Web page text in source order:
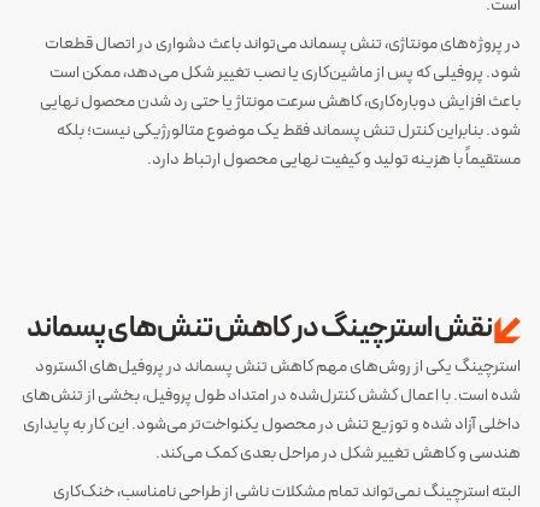
است.
در پروژه‌های مونتاژی، تنش پسماند می‌تواند باعث دشواری در اتصال قطعات
شود. پروفیلی که پس از ماشین‌کاری یا نصب تغییر شکل می‌دهد، ممکن است
باعث افزایش دوباره‌کاری، کاهش سرعت مونتاژ یا حتی رد شدن محصول نهایی
شود. بنابراین کنترل تنش پسماند فقط یک موضوع متالورژیکی نیست؛ بلکه
مستقیماً با هزینه تولید و کیفیت نهایی محصول ارتباط دارد.
نقش استرچینگ در کاهش تنش‌های پسماند
استرچینگ یکی از روش‌های مهم کاهش تنش پسماند در پروفیل‌های اکسترود
شده است. با اعمال کشش کنترل‌شده در امتداد طول پروفیل، بخشی از تنش‌های
داخلی آزاد شده و توزیع تنش در محصول یکنواخت‌تر می‌شود. این کار به پایداری
هندسی و کاهش تغییر شکل در مراحل بعدی کمک می‌کند.
البته استرچینگ نمی‌تواند تمام مشکلات ناشی از طراحی نامناسب، خنک‌کاری